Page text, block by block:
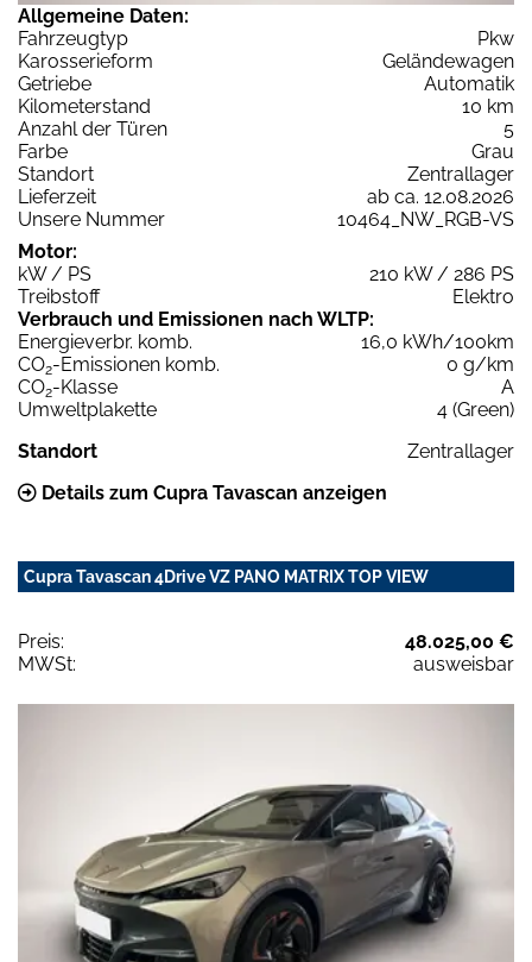
Allgemeine Daten:
Fahrzeugtyp
Pkw
Karosserieform
Geländewagen
Getriebe
Automatik
Kilometerstand
10 km
Anzahl der Türen
5
Farbe
Grau
Standort
Zentrallager
Lieferzeit
ab ca. 12.08.2026
Unsere Nummer
10464_NW_RGB-VS
Motor:
kW / PS
210 kW / 286 PS
Treibstoff
Elektro
Verbrauch und Emissionen nach WLTP:
Energieverbr. komb.
16,0 kWh/100km
CO2-Emissionen komb.
0 g/km
CO2-Klasse
A
Umweltplakette
4 (Green)
Standort
Zentrallager
Details zum Cupra Tavascan anzeigen
Cupra Tavascan 4Drive VZ PANO MATRIX TOP VIEW
Preis:
48.025,00 €
MWSt:
ausweisbar